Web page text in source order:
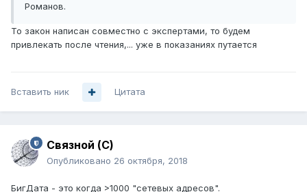
Романов.
То закон написан совместно с экспертами, то будем
привлекать после чтения,... уже в показаниях путается
Вставить ник Цитата
Связной (С)
Опубликовано 26 октября, 2018
БигДата - это когда >1000 "сетевых адресов".